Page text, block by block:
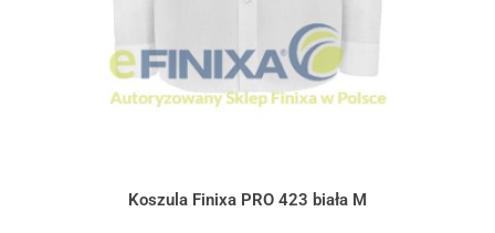
Koszula Finixa PRO 423 biała M